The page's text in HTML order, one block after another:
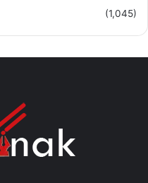
(1,045)